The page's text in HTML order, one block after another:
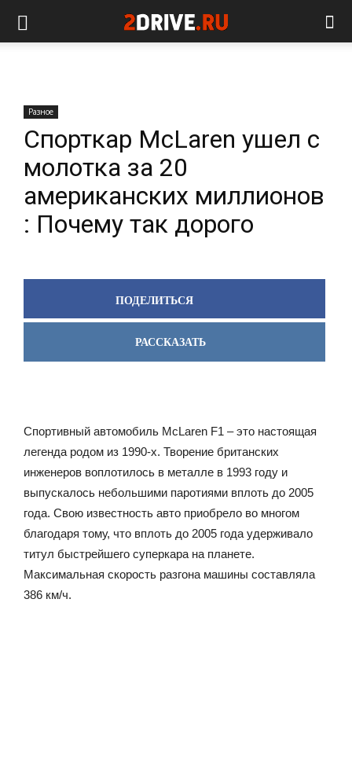
Разное
Спорткар McLaren ушел с
молотка за 20
американских миллионов
: Почему так дорого
ПОДЕЛИТЬСЯ
РАССКАЗАТЬ
Спортивный автомобиль McLaren F1 – это настоящая
легенда родом из 1990-х. Творение британских
инженеров воплотилось в металле в 1993 году и
выпускалось небольшими паротиями вплоть до 2005
года. Свою известность авто приобрело во многом
благодаря тому, что вплоть до 2005 года удерживало
титул быстрейшего суперкара на планете.
Максимальная скорость разгона машины составляла
386 км/ч.